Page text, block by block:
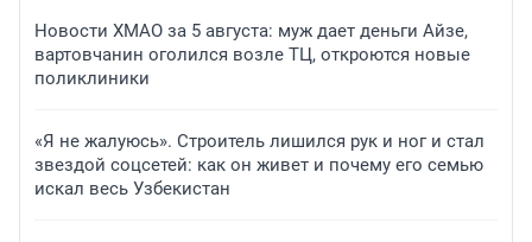
Новости ХМАО за 5 августа: муж дает деньги Айзе,
вартовчанин оголился возле ТЦ, откроются новые
поликлиники
«Я не жалуюсь». Строитель лишился рук и ног и стал
звездой соцсетей: как он живет и почему его семью
искал весь Узбекистан